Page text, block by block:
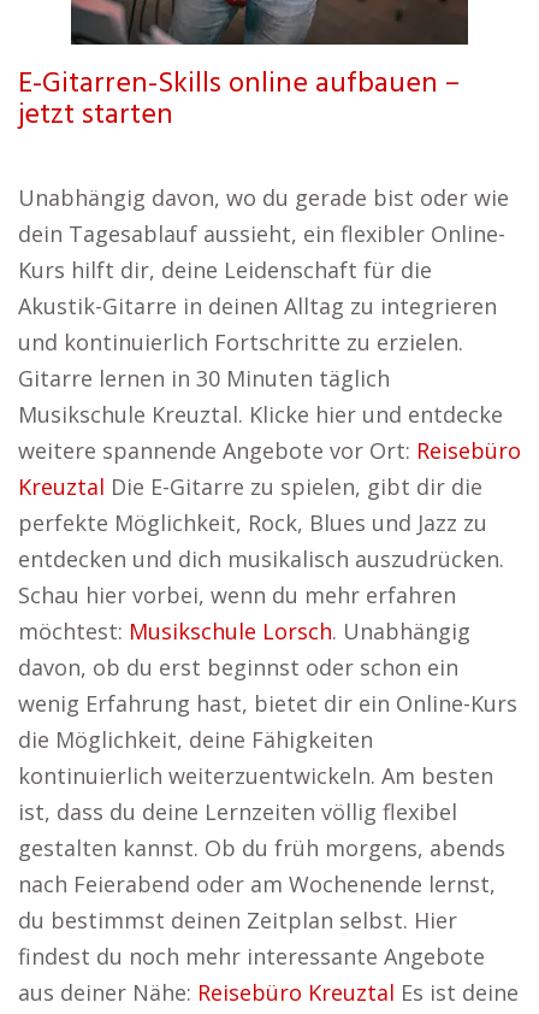
E-Gitarren-Skills online aufbauen –
jetzt starten
Unabhängig davon, wo du gerade bist oder wie
dein Tagesablauf aussieht, ein flexibler Online-
Kurs hilft dir, deine Leidenschaft für die
Akustik-Gitarre in deinen Alltag zu integrieren
und kontinuierlich Fortschritte zu erzielen.
Gitarre lernen in 30 Minuten täglich
Musikschule Kreuztal. Klicke hier und entdecke
weitere spannende Angebote vor Ort: Reisebüro
Kreuztal Die E-Gitarre zu spielen, gibt dir die
perfekte Möglichkeit, Rock, Blues und Jazz zu
entdecken und dich musikalisch auszudrücken.
Schau hier vorbei, wenn du mehr erfahren
möchtest: Musikschule Lorsch. Unabhängig
davon, ob du erst beginnst oder schon ein
wenig Erfahrung hast, bietet dir ein Online-Kurs
die Möglichkeit, deine Fähigkeiten
kontinuierlich weiterzuentwickeln. Am besten
ist, dass du deine Lernzeiten völlig flexibel
gestalten kannst. Ob du früh morgens, abends
nach Feierabend oder am Wochenende lernst,
du bestimmst deinen Zeitplan selbst. Hier
findest du noch mehr interessante Angebote
aus deiner Nähe: Reisebüro Kreuztal Es ist deine